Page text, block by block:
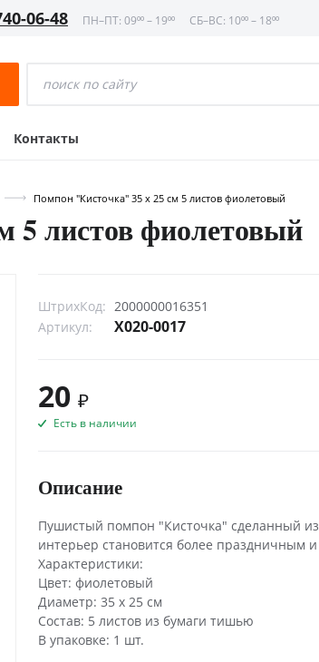
06-48 ПН–ПТ: 09⁰⁰ – 19⁰⁰ СБ–ВС: 10⁰⁰ – 18⁰⁰
Контакты
Помпон "Кисточка" 35 х 25 см 5 листов фиолетовый
5 листов фиолетовый
ШтрихКод: 2000000016351
Артикул:
Х020-0017
20 ₽
Есть в наличии
Описание
Пушистый помпон "Кисточка" сделанный
интерьер становится более праздничным
Характеристики:
Цвет: фиолетовый
Диаметр: 35 х 25 см
Состав: 5 листов из бумаги тишью
В упаковке: 1 шт.